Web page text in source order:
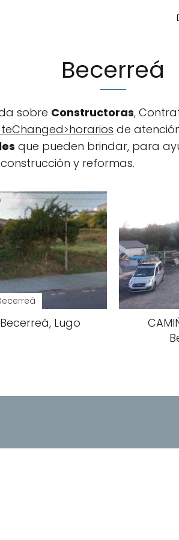
Becerreá
sobre Constructoras,
de
que pueden brindar, para
y reformas.
Lugo